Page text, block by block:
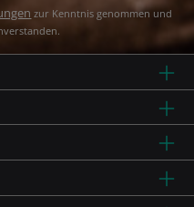
zur Kenntnis genommen und